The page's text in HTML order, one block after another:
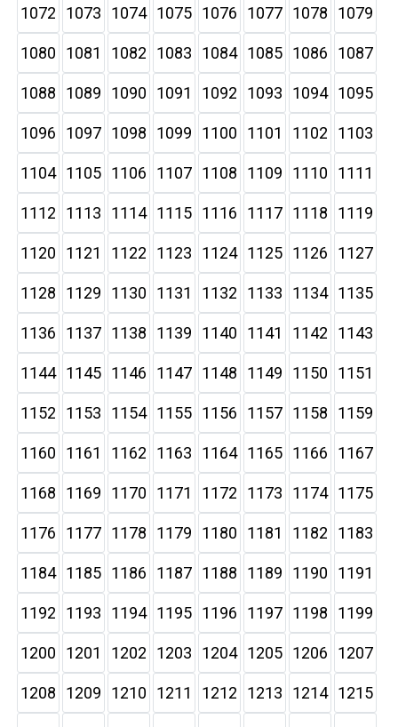
1072 1073 1074 1075 1076 1077 1078 1079
1080 1081 1082 1083 1084 1085 1086 1087
1088 1089 1090 1091 1092 1093 1094 1095
1096 1097 1098 1099 1100 1101 1102 1103
1104 1105 1106 1107 1108 1109 1110 1111
1112 1113 1114 1115 1116 1117 1118 1119
1120 1121 1122 1123 1124 1125 1126 1127
1128 1129 1130 1131 1132 1133 1134 1135
1136 1137 1138 1139 1140 1141 1142 1143
1144 1145 1146 1147 1148 1149 1150 1151
1152 1153 1154 1155 1156 1157 1158 1159
1160 1161 1162 1163 1164 1165 1166 1167
1168 1169 1170 1171 1172 1173 1174 1175
1176 1177 1178 1179 1180 1181 1182 1183
1184 1185 1186 1187 1188 1189 1190 1191
1192 1193 1194 1195 1196 1197 1198 1199
1200 1201 1202 1203 1204 1205 1206 1207
1208 1209 1210 1211 1212 1213 1214 1215